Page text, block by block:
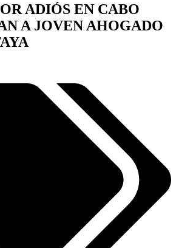
ADIÓS EN CABO
A JOVEN AHOGADO